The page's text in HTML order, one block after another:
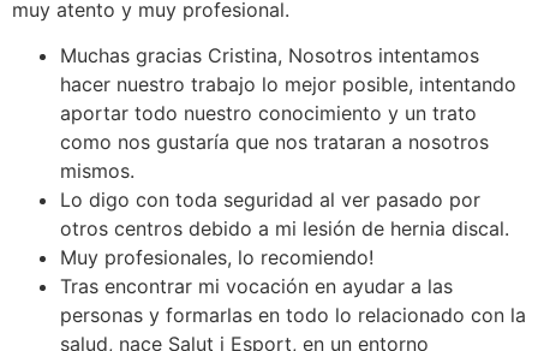
muy atento y muy profesional.
Muchas gracias Cristina, Nosotros intentamos
hacer nuestro trabajo lo mejor posible, intentando
aportar todo nuestro conocimiento y un trato
como nos gustaría que nos trataran a nosotros
mismos.
Lo digo con toda seguridad al ver pasado por
otros centros debido a mi lesión de hernia discal.
Muy profesionales, lo recomiendo!
Tras encontrar mi vocación en ayudar a las
personas y formarlas en todo lo relacionado con la
salud, nace Salut i Esport, en un entorno